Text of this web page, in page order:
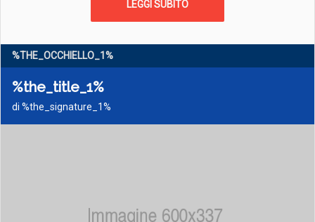
LEGGI SUBITO
%THE_OCCHIELLO_1%
%the_title_1%
di %the_signature_1%